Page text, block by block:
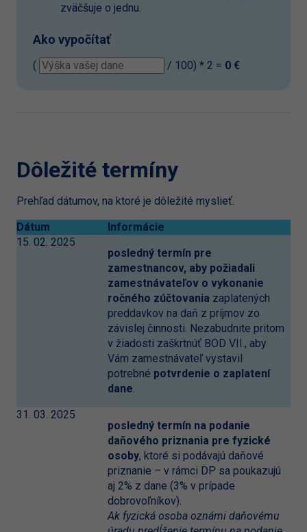
zväčšuje o jednu.
Ako vypočítať
( / 100) * 2 = 0 €
Dôležité termíny
Prehľad dátumov, na ktoré je dôležité myslieť.
Dátum
Informácie
15. 02. 2025
posledný termín pre
zamestnancov, aby požiadali
zamestnávateľov o vykonanie
ročného zúčtovania zaplatených
preddavkov na daň z príjmov zo
závislej činnosti. Nezabudnite pritom
v žiadosti zaškrtnúť BOD VII., aby
Vám zamestnávateľ vystavil
potrebné potvrdenie o zaplatení
dane.
31. 03. 2025
posledný termín na podanie
daňového priznania pre fyzické
osoby, ktoré si podávajú daňové
priznanie – v rámci DP sa poukazujú
aj 2% z dane (3% v prípade
dobrovoľníkov).
Ak fyzická osoba oznámi daňovému